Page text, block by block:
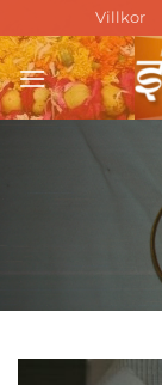
to
content
Villkor